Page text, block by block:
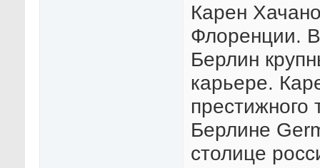
Карен
Флоренции.
Берлин
карьере.
престижного
Берлине
столице